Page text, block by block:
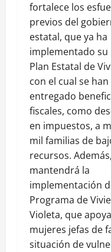
fortalece los
previos del
estatal, que ya ha
implementado
Plan Estatal de
con el cual se han
entregado
fiscales, como
en impuestos, a
mil familias de
recursos.
mantendrá la
implementación
Programa de
Violeta, que
mujeres jefas de
situación de